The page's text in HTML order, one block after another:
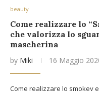
beauty
Come realizzare lo
che valorizza lo
mascherina
by Miki 16 Maggio
Come realizzare lo smokey